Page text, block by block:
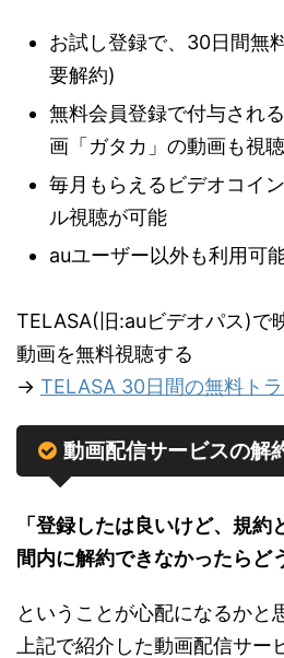
お試し登録で、30日間無
要解約)
無料会員登録で付与され
画「ガタカ」の動画も視
毎月もらえるビデオコイ
ル視聴が可能
auユーザー以外も利用可
TELASA(旧:auビデオパス)で
動画を無料視聴する
→ TELASA 30日間の無料ト
動画配信サービスの解
「登録したは良いけど、規約
間内に解約できなかったらど
ということが心配になるかと
上記で紹介した動画配信サー